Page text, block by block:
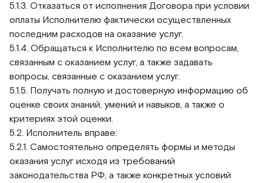
5.1.3. Отказаться от исполнения Договора при условии
оплаты Исполнителю фактически осуществленных
последним расходов на оказание услуг.
5.1.4. Обращаться к Исполнителю по всем вопросам,
связанным с оказанием услуг, а также задавать
вопросы, связанные с оказанием услуг.
5.1.5. Получать полную и достоверную информацию об
оценке своих знаний, умений и навыков, а также о
критериях этой оценки.
5.2. Исполнитель вправе:
5.2.1. Самостоятельно определять формы и методы
оказания услуг исходя из требований
законодательства РФ, а также конкретных условий